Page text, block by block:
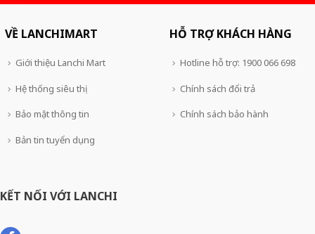
VỀ LANCHIMART
Giới thiệu Lanchi Mart
Hệ thống siêu thị
Bảo mật thông tin
Bản tin tuyển dụng
HỖ TRỢ KHÁCH HÀNG
Hotline hỗ trợ: 1900 066 698
Chính sách đổi trả
Chính sách bảo hành
KẾT NỐI VỚI LANCHI